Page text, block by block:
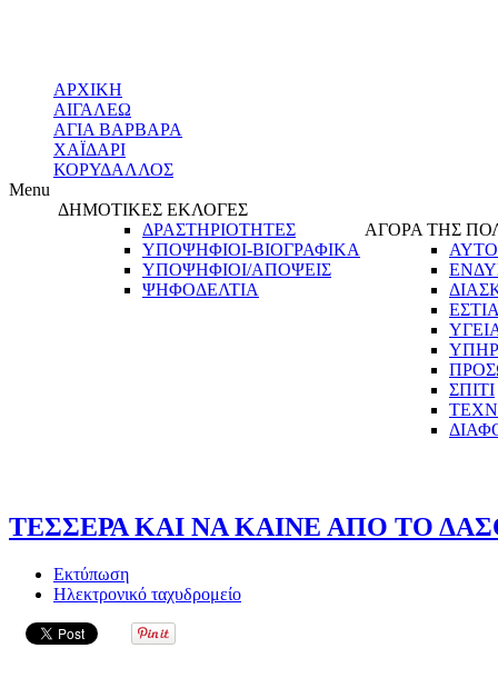
ΑΡΧΙΚΗ
ΑΙΓΑΛΕΩ
ΑΓΙΑ ΒΑΡΒΑΡΑ
ΧΑΪΔΑΡΙ
ΚΟΡΥΔΑΛΛΟΣ
Menu
ΔΗΜΟΤΙΚΕΣ ΕΚΛΟΓΕΣ
ΔΡΑΣΤΗΡΙΟΤΗΤΕΣ
ΥΠΟΨΗΦΙΟΙ-ΒΙΟΓΡΑΦΙΚΑ
ΥΠΟΨΗΦΙΟΙ/ΑΠΟΨΕΙΣ
ΨΗΦΟΔΕΛΤΙΑ
ΑΓΟΡΑ ΤΗΣ
ΣΠΙΤΙ
ΤΕΣΣΕΡΑ ΚΑΙ ΝΑ ΚΑΙΝΕ ΑΠΟ ΤΟ
Εκτύπωση
Ηλεκτρονικό ταχυδρομείο